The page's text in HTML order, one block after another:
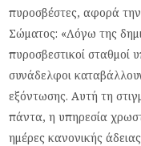
πυροσβέστες, αφορά
Σώματος: «Λόγω της
πυροσβεστικοί σταθμοί
συνάδελφοι
εξόντωσης. Αυτή τη
πάντα, η υπηρεσία
ημέρες κανονικής